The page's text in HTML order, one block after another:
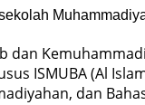
dan
ISMUBA (Al
dan